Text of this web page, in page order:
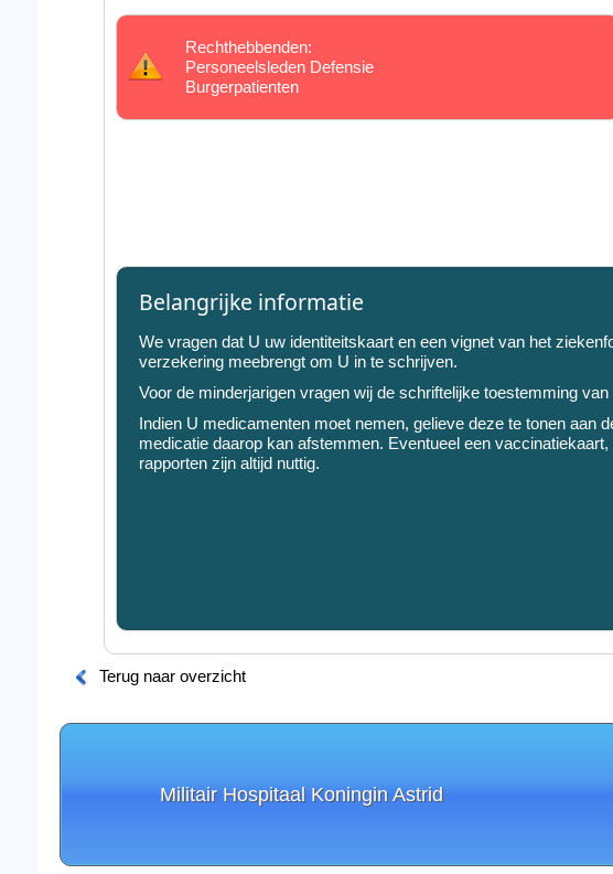
Rechthebbenden:
Personeelsleden Defensie
Burgerpatienten
Belangrijke informatie
We vragen dat U uw identiteitskaart en een vignet van het
verzekering meebrengt om U in te schrijven.
Voor de minderjarigen vragen wij de schriftelijke toestemming
Indien U medicamenten moet nemen, gelieve deze te tonen aan
medicatie daarop kan afstemmen. Eventueel een
rapporten zijn altijd nuttig.
Terug naar overzicht
Militair Hospitaal Koningin Astrid